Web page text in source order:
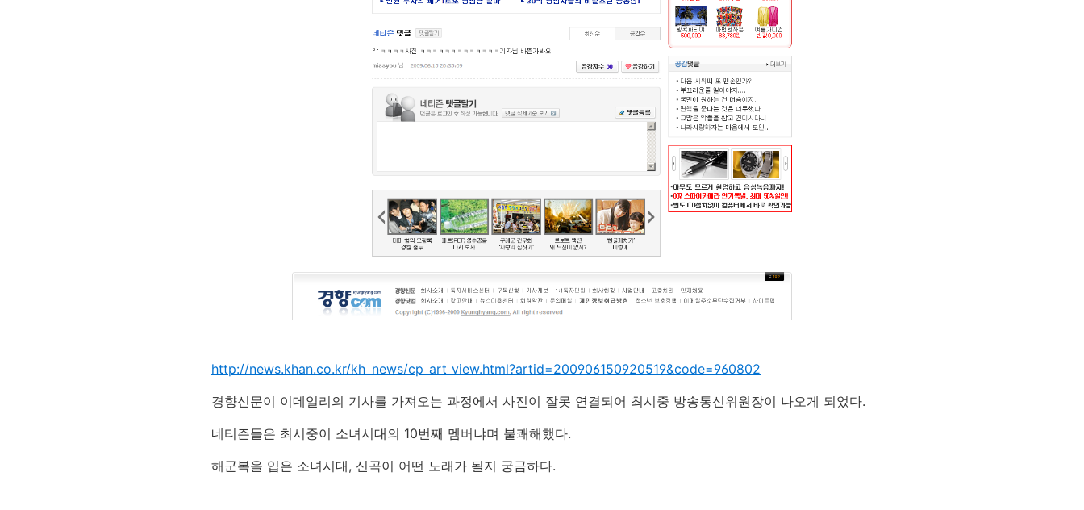
http://news.khan.co.kr/kh_news/cp_art_view.html?artid=200906150920519&code=960802
경향신문이 이데일리의 기사를 가져오는 과정에서 사진이 잘못 연결되어 최시중 방송통신위원장이 나오게 되었다.
네티즌들은 최시중이 소녀시대의 10번째 멤버냐며 불쾌해했다.
해군복을 입은 소녀시대, 신곡이 어떤 노래가 될지 궁금하다.